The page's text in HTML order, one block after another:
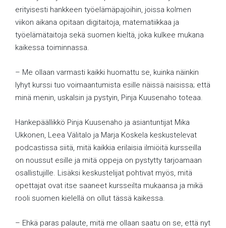
erityisesti hankkeen työelämäpajoihin, joissa kolmen
viikon aikana opitaan digitaitoja, matematiikkaa ja
työelämätaitoja sekä suomen kieltä, joka kulkee mukana
kaikessa toiminnassa.
– Me ollaan varmasti kaikki huomattu se, kuinka näinkin
lyhyt kurssi tuo voimaantumista esille näissä naisissa; että
minä menin, uskalsin ja pystyin, Pinja Kuusenaho toteaa.
Hankepäällikkö Pinja Kuusenaho ja asiantuntijat Mika
Ukkonen, Leea Välitalo ja Marja Koskela keskustelevat
podcastissa siitä, mitä kaikkia erilaisia ilmiöitä kursseilla
on noussut esille ja mitä oppeja on pystytty tarjoamaan
osallistujille. Lisäksi keskustelijat pohtivat myös, mitä
opettajat ovat itse saaneet kursseilta mukaansa ja mikä
rooli suomen kielellä on ollut tässä kaikessa.
– Ehkä paras palaute, mitä me ollaan saatu on se, että nyt